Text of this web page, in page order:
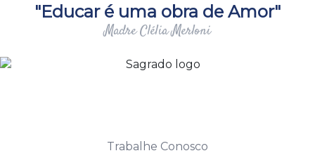
"Educar é uma obra de Amor"
Madre Clélia Merloni
Trabalhe Conosco